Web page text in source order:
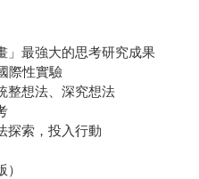
」最強大的思考研究成果
際性實驗
整想法、深究想法
探索，投入行動